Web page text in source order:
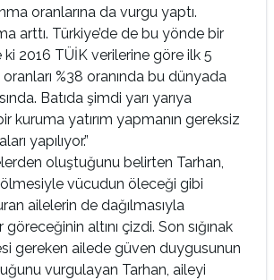
oranlarına da vurgu yaptı.
arttı. Türkiye’de de bu yönde bir
2016 TÜİK verilerine göre ilk 5
%38 oranında bu dünyada
Batıda şimdi yarı yarıya
kuruma yatırım yapmanın gereksiz
yapılıyor.”
oluştuğunu belirten Tarhan,
ölmesiyle vücudun öleceği gibi
ailelerin de dağılmasıyla
altını çizdi. Son sığınak
gereken ailede güven duygusunun
vurgulayan Tarhan, aileyi